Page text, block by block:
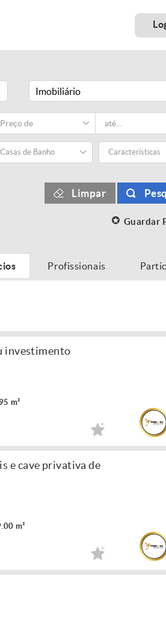
Imobiliário
Casas de Banho Características
Limpar
Guardar
Profissionais
investimento
m²
e cave privativa de
m²